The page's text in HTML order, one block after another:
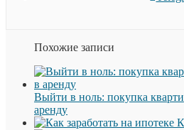
Похожие записи
Выйти в ноль: покупка
аренду